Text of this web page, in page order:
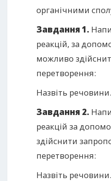
органічними
Завдання 1.
реакцій, за
можливо
перетворення:
Назвіть речовини.
Завдання 2.
реакцій за
здійснити
перетворення:
Назвіть речовини.